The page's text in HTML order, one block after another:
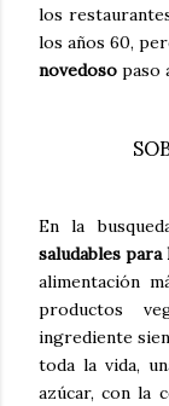
los
los años 60,
novedoso paso
En la
saludables para
alimentación
productos
ingrediente
toda la vida,
azúcar, con la